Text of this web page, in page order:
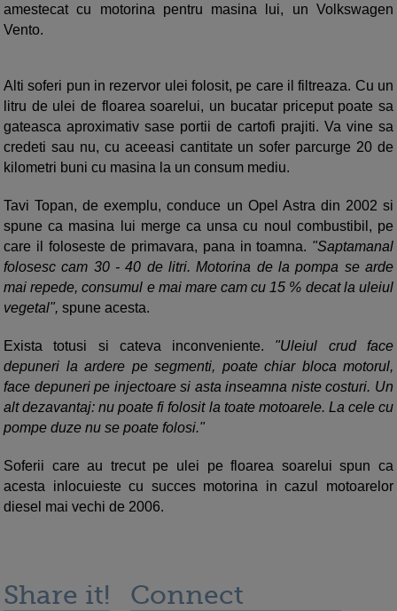
amestecat cu motorina pentru masina lui, un Volkswagen
Vento.
Alti soferi pun in rezervor ulei folosit, pe care il filtreaza. Cu un
litru de ulei de floarea soarelui, un bucatar priceput poate sa
gateasca aproximativ sase portii de cartofi prajiti. Va vine sa
credeti sau nu, cu aceeasi cantitate un sofer parcurge 20 de
kilometri buni cu masina la un consum mediu.
Tavi Topan, de exemplu, conduce un Opel Astra din 2002 si
spune ca masina lui merge ca unsa cu noul combustibil, pe
care il foloseste de primavara, pana in toamna. "Saptamanal
folosesc cam 30 - 40 de litri. Motorina de la pompa se arde
mai repede, consumul e mai mare cam cu 15 % decat la uleiul
vegetal", spune acesta.
Exista totusi si cateva inconveniente. "Uleiul crud face
depuneri la ardere pe segmenti, poate chiar bloca motorul,
face depuneri pe injectoare si asta inseamna niste costuri. Un
alt dezavantaj: nu poate fi folosit la toate motoarele. La cele cu
pompe duze nu se poate folosi."
Soferii care au trecut pe ulei pe floarea soarelui spun ca
acesta inlocuieste cu succes motorina in cazul motoarelor
diesel mai vechi de 2006.
Share it! Connect